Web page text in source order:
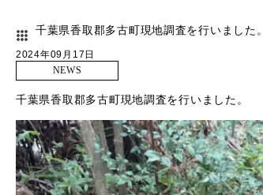
千葉県香取郡多古町現地調査を行いました。
2024年09月17日
NEWS
千葉県香取郡多古町現地調査を行いました。